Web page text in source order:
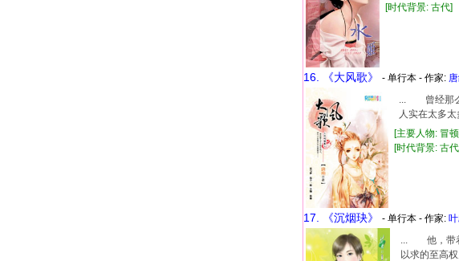
[时代背景: 古
16. 《大风歌》 - 单行本 - 作家:
... 曾经那
人实在太多
[主要人物: 冒
[时代背景: 古
17. 《沉烟玦》 - 单行本 - 作家:
... 他，带
以求的至